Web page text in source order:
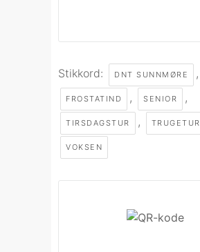
Stikkord: DNT SUNNMØRE ,
FROSTATIND , SENIOR ,
TIRSDAGSTUR , TRUGETUR
VOKSEN